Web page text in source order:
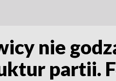
nie
partii.